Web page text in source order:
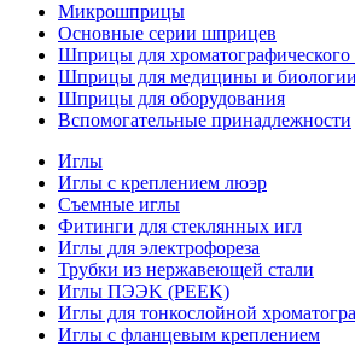
Микрошприцы
Основные серии шприцев
Шприцы для хроматографического
Шприцы для медицины и биологии
Шприцы для оборудования
Вспомогательные принадлежности
Иглы
Иглы с креплением люэр
Съемные иглы
Фитинги для стеклянных игл
Иглы для электрофореза
Трубки из нержавеющей стали
Иглы ПЭЭK (PEEK)
Иглы для тонкослойной
Иглы с фланцевым креплением